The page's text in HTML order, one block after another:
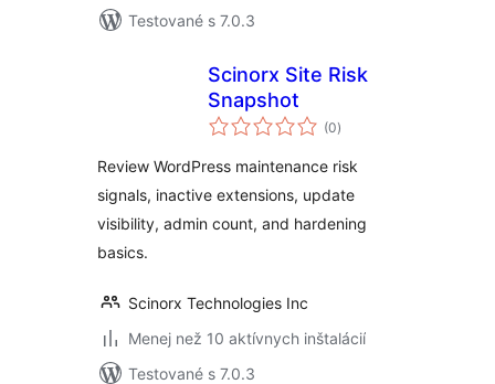
Testované s 7.0.3
Scinorx Site Risk
Snapshot
(0celkové
hodnotenie
)
Review WordPress maintenance risk
signals, inactive extensions, update
visibility, admin count, and hardening
basics.
Scinorx Technologies Inc
Menej než 10 aktívnych inštalácií
Testované s 7.0.3